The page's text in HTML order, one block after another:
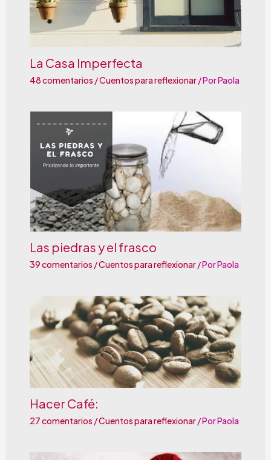
La Casa Imperfecta
48 comentarios /Cuentos para reflexionar/ PorPaola
Las piedras y el frasco
39 comentarios /Cuentos para reflexionar/ PorPaola
Hacer Café:
27 comentarios /Cuentos para reflexionar/ PorPaola